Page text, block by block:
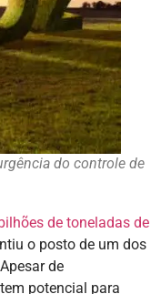
do controle de
de toneladas de
o posto de um dos
de
potencial para